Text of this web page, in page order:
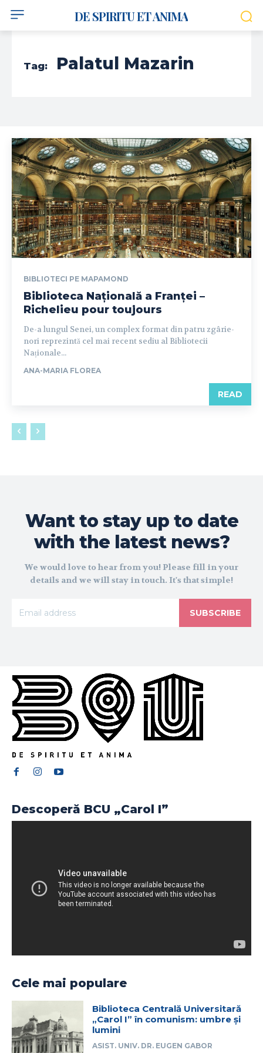
DE SPIRITU ET ANIMA
Tag: Palatul Mazarin
BIBLIOTECI PE MAPAMOND
Biblioteca Națională a Franței –
Richelieu pour toujours
De-a lungul Senei, un complex format din patru zgârie-
nori reprezintă cel mai recent sediu al Bibliotecii
Naționale...
ANA-MARIA FLOREA
READ
Want to stay up to date
with the latest news?
We would love to hear from you! Please fill in your
details and we will stay in touch. It's that simple!
SUBSCRIBE
Descoperă BCU „Carol I”
Cele mai populare
Biblioteca Centrală Universitară
„Carol I” în comunism: umbre și
lumini
ASIST. UNIV. DR. EUGEN GABOR